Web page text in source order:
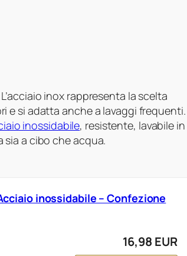
inox rappresenta la scelta
e si adatta anche a lavaggi frequenti.
inossidabile, resistente, lavabile in
a cibo che acqua.
inossidabile – Confezione
16,98 EUR